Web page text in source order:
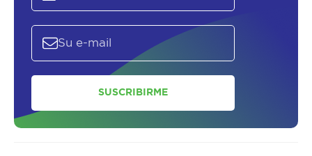
SUSCRIBIRME